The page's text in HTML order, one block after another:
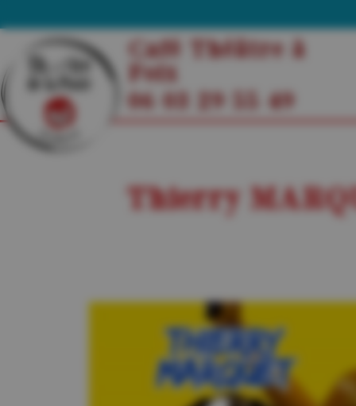
Café Théâtre à
Foix
06 03 29 55 49
Thierry